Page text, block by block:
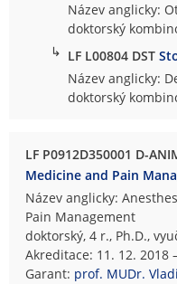
Název anglicky:
doktorský
↳ LF L00804 DST
Název anglicky:
doktorský
LF P0912D350001 D-
Medicine and Pain
Název anglicky:
Pain Management
doktorský, 4 r., Ph.D.,
Akreditace: 11. 12. 2018
Garant: prof. MUDr.